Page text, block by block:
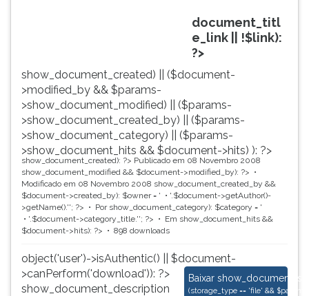
document_titl
e_link || !$link):
?>
show_document_created) || ($document-
>modified_by && $params-
>show_document_modified) || ($params-
>show_document_created_by) || ($params-
>show_document_category) || ($params-
>show_document_hits && $document->hits) ): ?>
show_document_created): ?> Publicado em 08 Novembro 2008
show_document_modified && $document->modified_by): ?>
Modificado em 08 Novembro 2008 show_document_created_by &&
$document->created_by): $owner = '
'.$document->getAuthor()-
>getName().''; ?> Por show_document_category): $category = '
'.$document->category_title.''; ?> Em show_document_hits &&
$document->hits): ?>
898 downloads
object('user')->isAuthentic() || $document-
>canPerform('download')): ?>
Baixar Lima Barreto - Um
(storage_type == 'file' &&
show_document_description